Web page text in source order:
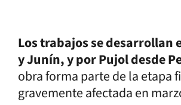
Los trabajos se desarrollan
y Junín, y por Pujol desde
obra forma parte de la etapa
gravemente afectada en